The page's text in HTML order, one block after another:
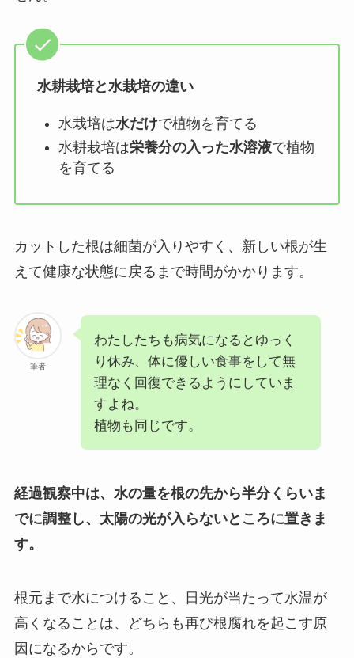
水耕栽培と水栽培の違い
水栽培は水だけで植物を育てる
水耕栽培は栄養分の入った水溶液で植物
を育てる
カットした根は細菌が入りやすく、新しい根が生
えて健康な状態に戻るまで時間がかかります。
筆者
わたしたちも病気になるとゆっく
り休み、体に優しい食事をして無
理なく回復できるようにしていま
すよね。
植物も同じです。
経過観察中は、水の量を根の先から半分くらいま
でに調整し、太陽の光が入らないところに置きま
す。
根元まで水につけること、日光が当たって水温が
高くなることは、どちらも再び根腐れを起こす原
因になるからです。